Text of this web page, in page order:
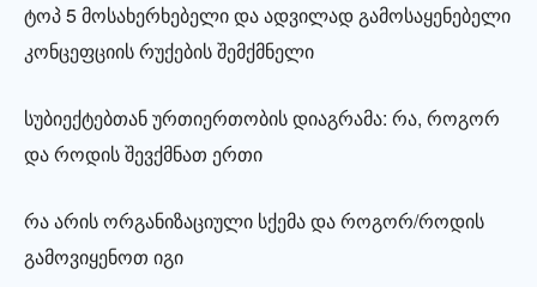
ტოპ 5 მოსახერხებელი და ადვილად გამოსაყენებელი
კონცეფციის რუქების შემქმნელი
სუბიექტებთან ურთიერთობის დიაგრამა: რა, როგორ
და როდის შევქმნათ ერთი
რა არის ორგანიზაციული სქემა და როგორ/როდის
გამოვიყენოთ იგი